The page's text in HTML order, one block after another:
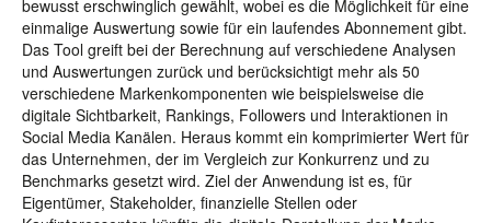
bewusst erschwinglich gewählt, wobei es die Möglichkeit für eine
einmalige Auswertung sowie für ein laufendes Abonnement gibt.
Das Tool greift bei der Berechnung auf verschiedene Analysen
und Auswertungen zurück und berücksichtigt mehr als 50
verschiedene Markenkomponenten wie beispielsweise die
digitale Sichtbarkeit, Rankings, Followers und Interaktionen in
Social Media Kanälen. Heraus kommt ein komprimierter Wert für
das Unternehmen, der im Vergleich zur Konkurrenz und zu
Benchmarks gesetzt wird. Ziel der Anwendung ist es, für
Eigentümer, Stakeholder, finanzielle Stellen oder